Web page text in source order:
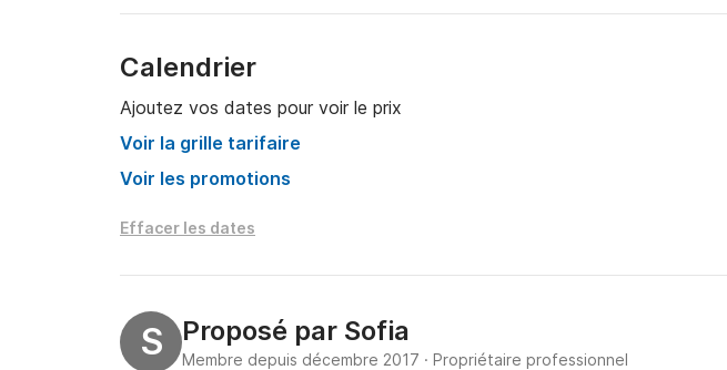
Calendrier
Ajoutez vos dates pour voir le prix
Voir la grille tarifaire
Voir les promotions
Effacer les dates
S Proposé par Sofia
Membre depuis décembre 2017 · Propriétaire professionnel